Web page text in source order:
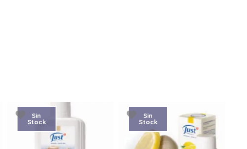
Sin
Stock
Sin
Stock